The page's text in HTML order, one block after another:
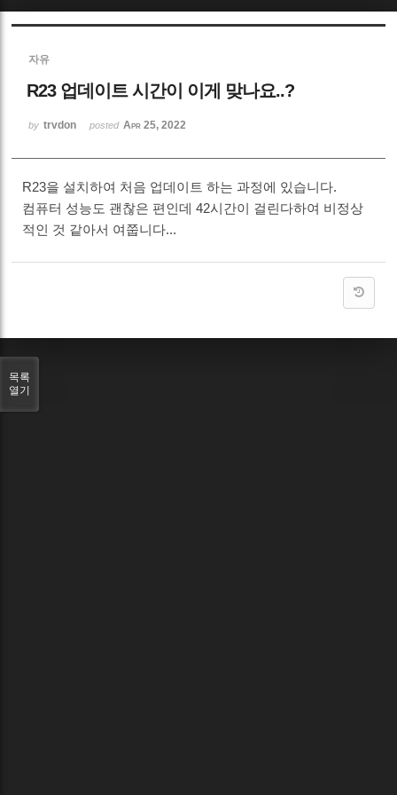
자유
R23 업데이트 시간이 이게 맞나요..?
by trvdon posted Apr 25, 2022
R23을 설치하여 처음 업데이트 하는 과정에 있습니다.
컴퓨터 성능도 괜찮은 편인데 42시간이 걸린다하여 비정상
적인 것 같아서 여쭙니다...
목록
열기
Sketchbook5, 스케치북5
Sketchbook5, 스케치북5